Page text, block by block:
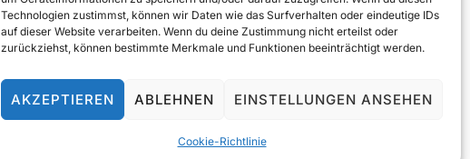
Technologien zustimmst, können wir Daten wie das Surfverhalten oder eindeutige IDs
auf dieser Website verarbeiten. Wenn du deine Zustimmung nicht erteilst oder
zurückziehst, können bestimmte Merkmale und Funktionen beeinträchtigt werden.
AKZEPTIEREN ABLEHNEN EINSTELLUNGEN ANSEHEN
Cookie-Richtlinie
© 2025 All Rights Reserved